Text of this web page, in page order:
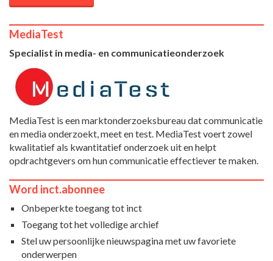
MediaTest
Specialist in media- en communicatieonderzoek
MediaTest is een marktonderzoeksbureau dat communicatie
en media onderzoekt, meet en test. MediaTest voert zowel
kwalitatief als kwantitatief onderzoek uit en helpt
opdrachtgevers om hun communicatie effectiever te maken.
Word inct.abonnee
Onbeperkte toegang tot inct
Toegang tot het volledige archief
Stel uw persoonlijke nieuwspagina met uw favoriete
onderwerpen